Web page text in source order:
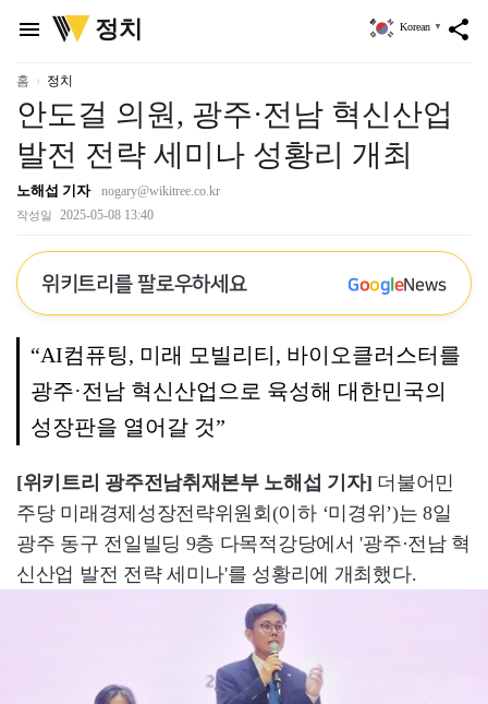
menu
위
키
정치 share
Korean ▼
홈 정치
안도걸 의원, 광주·전남 혁신산업
발전 전략 세미나 성황리 개최
노해섭 기자 nogary@wikitree.co.kr
작성일 2025-05-08 13:40
위키트리를 팔로우하세요 GoogleNews
“AI컴퓨팅, 미래 모빌리티, 바이오클러스터를
광주·전남 혁신산업으로 육성해 대한민국의
성장판을 열어갈 것”
[위키트리 광주전남취재본부 노해섭 기자] 더불어민
주당 미래경제성장전략위원회(이하 ‘미경위’)는 8일
광주 동구 전일빌딩 9층 다목적강당에서 '광주·전남 혁
신산업 발전 전략 세미나'를 성황리에 개최했다.